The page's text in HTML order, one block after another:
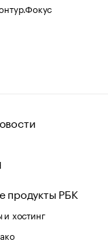
продукты РБК
хостинг